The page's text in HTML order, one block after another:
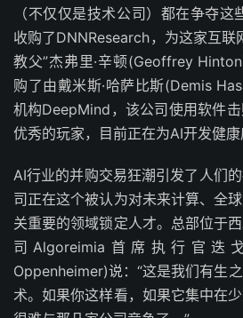
（不仅仅是技术公司）都在争夺
收购了DNNResearch，为这家互联
教父”杰弗里·辛顿(Geoffrey
购了由戴米斯·哈萨比斯(Demis
机构DeepMind，该公司使用软件
优秀的玩家，目前正在为AI开发健康
AI行业的并购交易狂潮引发了人们
司正在这个被认为对未来计算、全
关重要的领域锁定人才。总部位于
司Algoreimia首席执行官迭
Oppenheimer)说：“这是我们有生
术。如果你这样看，如果它集中在